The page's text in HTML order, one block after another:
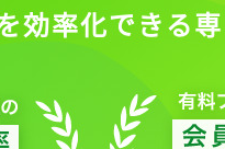
効率化できる